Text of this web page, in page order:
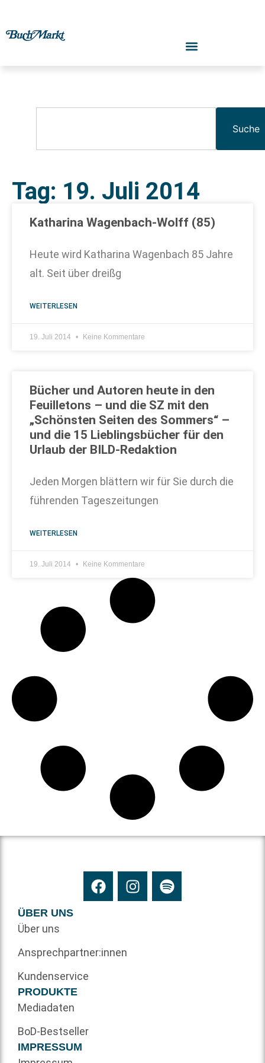
Suche
Tag: 19. Juli 2014
Katharina Wagenbach-Wolff (85)
Heute wird Katharina Wagenbach 85 Jahre
alt. Seit über dreißg
WEITERLESEN
19. Juli 2014 Keine Kommentare
Bücher und Autoren heute in den
Feuilletons – und die SZ mit den
„Schönsten Seiten des Sommers“ –
und die 15 Lieblingsbücher für den
Urlaub der BILD-Redaktion
Jeden Morgen blättern wir für Sie durch die
führenden Tageszeitungen
WEITERLESEN
19. Juli 2014 Keine Kommentare
ÜBER UNS
Über uns
Ansprechpartner:innen
Kundenservice
PRODUKTE
Mediadaten
BoD-Bestseller
IMPRESSUM